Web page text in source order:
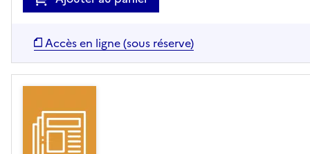
Accès en ligne (sous réserve)